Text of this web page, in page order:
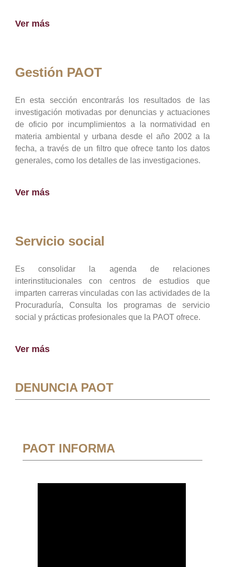
Ver más
Gestión PAOT
En esta sección encontrarás los resultados de las
investigación motivadas por denuncias y actuaciones
de oficio por incumplimientos a la normatividad en
materia ambiental y urbana desde el año 2002 a la
fecha, a través de un filtro que ofrece tanto los datos
generales, como los detalles de las investigaciones.
Ver más
Servicio social
Es consolidar la agenda de relaciones
interinstitucionales con centros de estudios que
imparten carreras vinculadas con las actividades de la
Procuraduría, Consulta los programas de servicio
social y prácticas profesionales que la PAOT ofrece.
Ver más
DENUNCIA PAOT
PAOT INFORMA